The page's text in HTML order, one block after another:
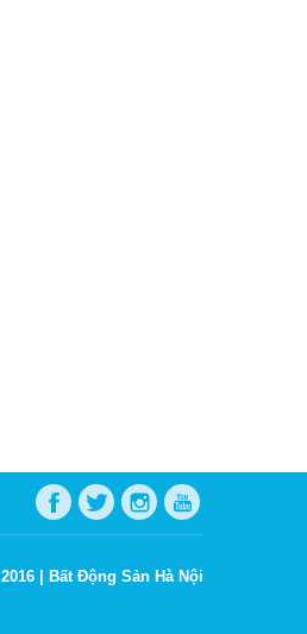
2016 | Bất Động Sản Hà Nội